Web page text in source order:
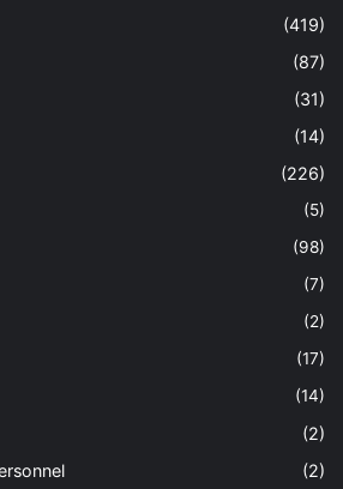
(419)
(87)
(31)
(14)
(226)
(5)
(98)
(7)
(2)
(17)
(14)
(2)
(2)